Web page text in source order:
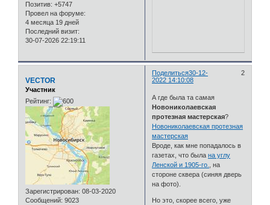
Позитив: +5747
Провел на форуме:
4 месяца 19 дней
Последний визит:
30-07-2026 22:19:11
Поделиться 2
30-12-
2022 14:10:08
VECTOR
Участник
Рейтинг:
Зарегистрирован: 08-03-2020
Сообщений: 9023
А где была та самая
Новониколаевская
протезная мастерская?
Новониколаевская протезная
мастерская
Вроде, как мне попадалось в
газетах, что былана углу
Ленской и 1905-го., на
стороне сквера (синяя дверь
на фото).
Но это, скорее всего, уже